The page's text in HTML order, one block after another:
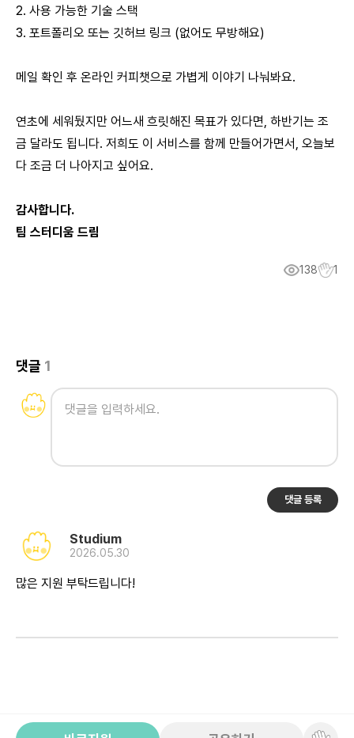
2. 사용 가능한 기술 스택
3. 포트폴리오 또는 깃허브 링크 (없어도 무방해요)
메일 확인 후 온라인 커피챗으로 가볍게 이야기 나눠봐요.
연초에 세워뒀지만 어느새 흐릿해진 목표가 있다면, 하반기는 조
금 달라도 됩니다. 저희도 이 서비스를 함께 만들어가면서, 오늘보
다 조금 더 나아지고 싶어요.
감사합니다.
팀 스터디움 드림
138 1
댓글 1
댓글 등록
Studium
2026.05.30
많은 지원 부탁드립니다!